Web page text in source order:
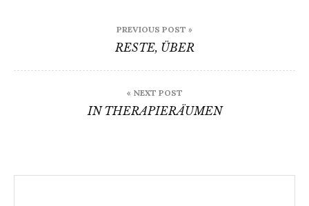
PREVIOUS POST »
RESTE, ÜBER
« NEXT POST
IN THERAPIERÄUMEN